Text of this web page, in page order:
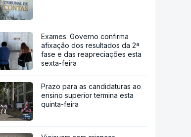
Exames. Governo confirma
afixação dos resultados da 2ª
fase e das reapreciações esta
sexta-feira
Prazo para as candidaturas ao
ensino superior termina esta
quinta-feira